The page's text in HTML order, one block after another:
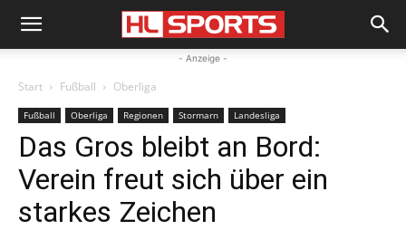
- Anzeige -
Start Fußball Oberliga
Fußball Oberliga Regionen Stormarn Landesliga
Das Gros bleibt an Bord:
Verein freut sich über ein
starkes Zeichen